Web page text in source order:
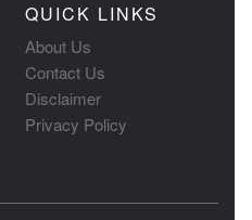
QUICK LINKS
About Us
Contact Us
Disclaimer
Privacy Policy